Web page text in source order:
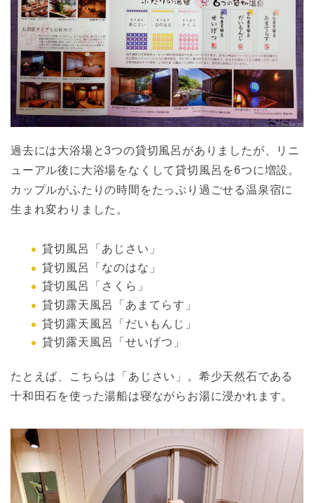
過去には大浴場と3つの貸切風呂がありましたが、リニ
ューアル後に大浴場をなくして貸切風呂を6つに増設。
カップルがふたりの時間をたっぷり過ごせる温泉宿に
生まれ変わりました。
貸切風呂「あじさい」
貸切風呂「なのはな」
貸切風呂「さくら」
貸切露天風呂「あまてらす」
貸切露天風呂「だいもんじ」
貸切露天風呂「せいげつ」
たとえば、こちらは「あじさい」。希少天然石である
十和田石を使った湯船は寝ながらお湯に浸かれます。